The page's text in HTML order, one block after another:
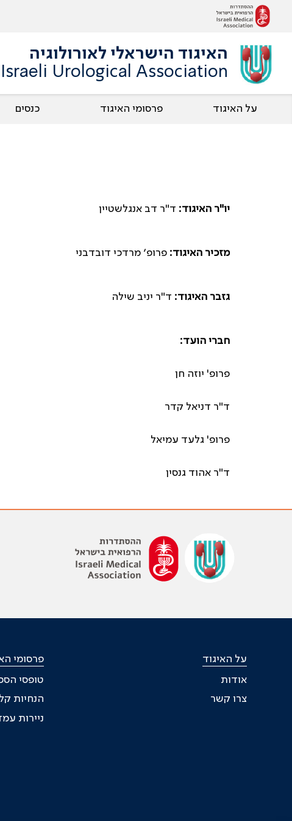
האיגוד הישראלי לאורולוגיה
Urological Association
על האיגוד פרסומי האיגוד כנסים
יו"ר האיגוד: ד"ר דב אנגלשטיין
מזכיר האיגוד: פרופ׳ מרדכי דובדבני
גזבר האיגוד: ד"ר יניב שילה
חברי הועד:
פרופ' יוזה חן
ד"ר דניאל קדר
פרופ' גלעד עמיאל
ד"ר אהוד גנסין
על האיגוד
אודות
צרו קשר
פרסומי
טופסי
הנחיות
ניירות